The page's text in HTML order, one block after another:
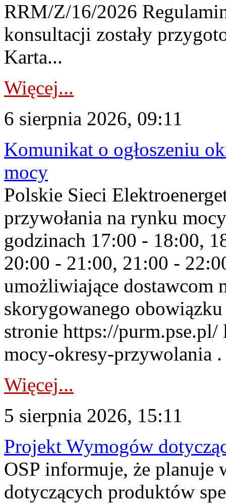
RRM/Z/16/2026
konsultacji zostały
Karta...
Więcej...
6 sierpnia 2026, 09:11
Komunikat o ogłoszeniu
mocy
Polskie Sieci
przywołania na rynku
godzinach 17:00 - 18:00,
20:00 - 21:00, 21:00 -
umożliwiające dostawcom
skorygowanego
stronie https://
mocy-okresy-przywolania
Więcej...
5 sierpnia 2026, 15:11
Projekt Wymogów
OSP informuje, że planuje
dotyczących produktów